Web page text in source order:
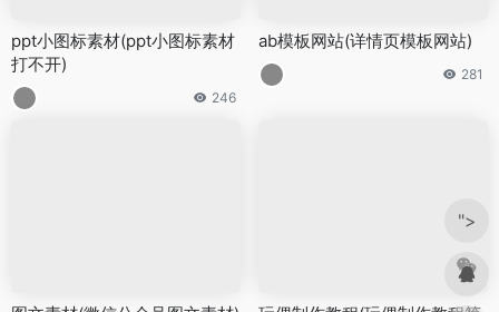
ppt小图标素材(ppt小图标素材
打不开)
246
ab模板网站(详情页模板网站)
281
">